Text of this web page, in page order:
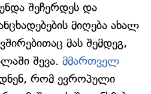
შეჩერდეს და
მიღება ახალ
მას შემდეგ,
შევა. მმართველ
რომ ევროპული